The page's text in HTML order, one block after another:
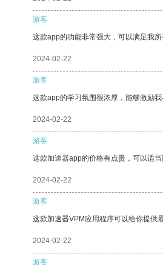
游客
这款app的功能非常强大，可以满足我
2024-02-22
游客
这款app的学习氛围很浓厚，能够激励
2024-02-22
游客
这款加速器app的价格有点贵，可以适当
2024-02-22
游客
这款加速器VPM应用程序可以给你提供
2024-02-22
游客